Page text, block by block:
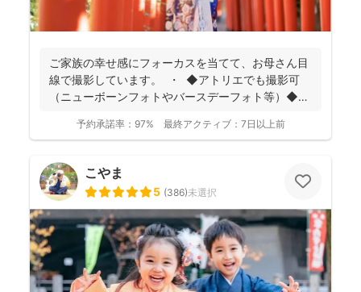
ご家族の幸せ感にフォーカスを当てて、お母さん目
線で撮影しています。 ・ ◆アトリエでも撮影可
（ニューボーンフォトやバースデーフォト等）◆
予約承諾率： 97% 最終アクティブ： 7日以上前
こやま
5 (386)未選択